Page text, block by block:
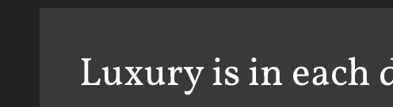
Luxury is in each